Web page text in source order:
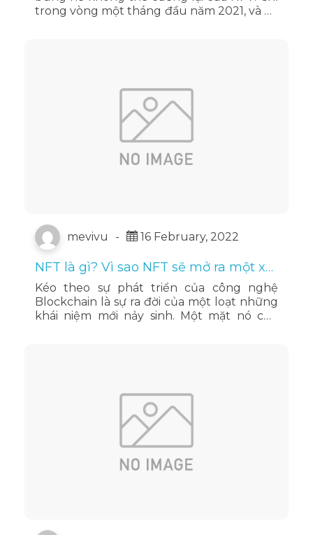
trong vòng một tháng đầu năm 2021, và đã
mevivu - 16 February, 2022
NFT là gì? Vì sao NFT sẽ mở ra một xu
hướng tài chính mới?
Kéo theo sự phát triển của công nghệ
Blockchain là sự ra đời của một loạt những
khái niệm mới nảy sinh. Một mặt nó cho